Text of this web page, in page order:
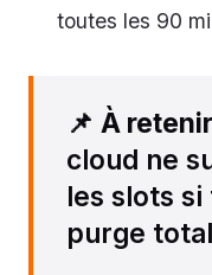
toutes les 90
📌 À retenir
cloud ne
les slots
purge